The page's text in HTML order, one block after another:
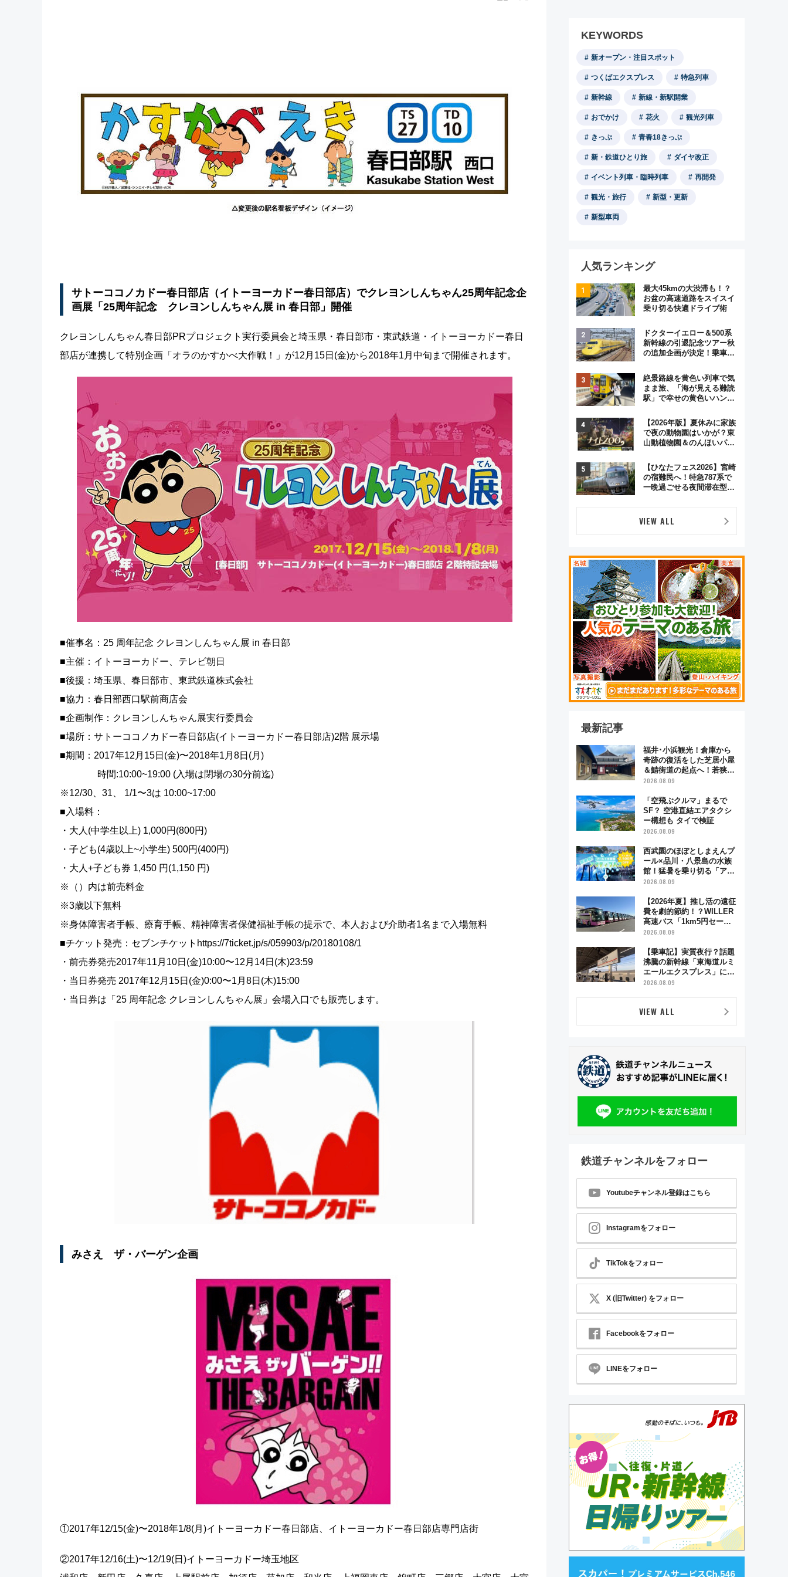
サトーココノカドー春日部店（イトーヨーカドー春日部店）でクレヨンしんちゃん25周年記念企
画展「25周年記念 クレヨンしんちゃん展 in 春日部」開催
クレヨンしんちゃん春日部PRプロジェクト実行委員会と埼玉県・春日部市・東武鉄道・イトーヨーカドー春日
部店が連携して特別企画「オラのかすかべ大作戦！」が12月15日(金)から2018年1月中旬まで開催されます。
■催事名：25 周年記念 クレヨンしんちゃん展 in 春日部
■主催：イトーヨーカドー、テレビ朝日
■後援：埼玉県、春日部市、東武鉄道株式会社
■協力：春日部西口駅前商店会
■企画制作：クレヨンしんちゃん展実行委員会
■場所：サトーココノカドー春日部店(イトーヨーカドー春日部店)2階 展示場
■期間：2017年12月15日(金)〜2018年1月8日(月)
時間:10:00~19:00 (入場は閉場の30分前迄)
※12/30、31、 1/1〜3は 10:00~17:00
■入場料：
・大人(中学生以上) 1,000円(800円)
・子ども(4歳以上~小学生) 500円(400円)
・大人+子ども券 1,450 円(1,150 円)
※（）内は前売料金
※3歳以下無料
※身体障害者手帳、療育手帳、精神障害者保健福祉手帳の提示で、本人および介助者1名まで入場無料
■チケット発売：セブンチケットhttps://7ticket.jp/s/059903/p/20180108/1
・前売券発売2017年11月10日(金)10:00〜12月14日(木)23:59
・当日券発売 2017年12月15日(金)0:00〜1月8日(木)15:00
・当日券は「25 周年記念 クレヨンしんちゃん展」会場入口でも販売します。
みさえ ザ・バーゲン企画
①2017年12/15(金)〜2018年1/8(月)イトーヨーカドー春日部店、イトーヨーカドー春日部店専門店街
②2017年12/16(土)〜12/19(日)イトーヨーカドー埼玉地区
KEYWORDS
新オープン・注目スポット
つくばエクスプレス 特急列車
新幹線 新線・新駅開業
おでかけ 花火 観光列車
きっぷ 青春18きっぷ
新・鉄道ひとり旅 ダイヤ改正
イベント列車・臨時列車 再開発
観光・旅行 新型・更新
新型車両
人気ランキング
最大45kmの大渋滞も！？
お盆の高速道路をスイスイ
乗り切る快適ドライブ術
ドクターイエロー＆500系
新幹線の引退記念ツアー秋
の追加企画が決定！乗車体
とめ
絶景路線を黄色い列車で気
まま旅、「海が見える難読
駅」で幸せの黄色いハンカ
とり旅」279回目の舞台は
「島原鉄道」
【2026年版】夏休みに家族
で夜の動物園はいかが？東
山動植物園＆のんほいパー
【ひなたフェス2026】宮崎
の宿難民へ！特急787系で
一晩過ごせる夜間滞在型イ
VIEW ALL
最新記事
福井･小浜観光！倉庫から
奇跡の復活をした芝居小屋
＆鯖街道の起点へ！若狭小
浜お魚センターでBBQ、老
グルメ散歩
2026.08.09
「空飛ぶクルマ」まるで
SF？ 空港直結エアタクシ
ー構想も タイで検証
2026.08.09
西武園のほぼとしまえんプ
ール×品川・八景島の水族
館！猛暑を乗り切る「アク
ティブパス」で夏休みをお
2026.08.09
【2026年夏】推し活の遠征
費を劇的節約！？WILLER
高速バス「1km5円セー
ル」やワンコイン温泉の最
路線まとめ
2026.08.09
【乗車記】実質夜行？話題
沸騰の新幹線「東海道ルミ
エールエクスプレス」に乗
車してみた 東京22時発、
らし過ぎる朝
2026.08.09
VIEW ALL
鉄道チャンネルをフォロー
Youtubeチャンネル登録はこちら
Instagramをフォロー
TikTokをフォロー
X (旧Twitter) をフォロー
Facebookをフォロー
LINEをフォロー